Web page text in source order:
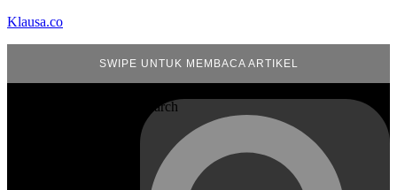
Klausa.co
SWIPE UNTUK MEMBACA ARTIKEL
Search